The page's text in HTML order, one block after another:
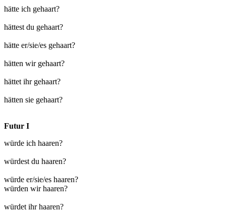
hätte ich gehaart?
hättest du gehaart?
hätte er/sie/es gehaart?
hätten wir gehaart?
hättet ihr gehaart?
hätten sie gehaart?
Futur I
würde ich haaren?
würdest du haaren?
würde er/sie/es haaren?
würden wir haaren?
würdet ihr haaren?